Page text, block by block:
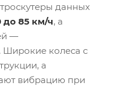
данных
до 85 км/ч, а
—
Широкие колеса с
а
вибрацию при